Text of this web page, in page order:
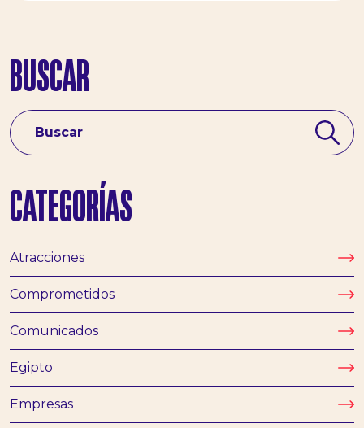
#terramiticapark
BUSCAR
CATEGORÍAS
Atracciones
Comprometidos
Comunicados
Egipto
Empresas